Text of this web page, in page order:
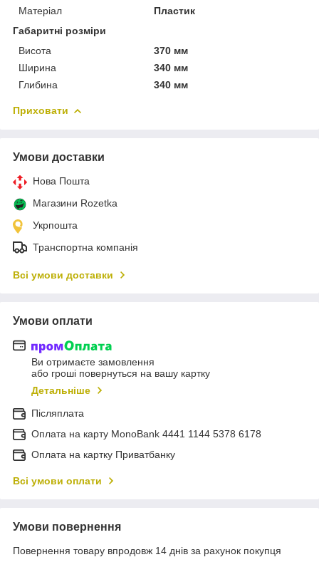
Матеріал
Пластик
Габаритні розміри
Висота
370 мм
Ширина
340 мм
Глибина
340 мм
Приховати
Умови доставки
Нова Пошта
Магазини Rozetka
Укрпошта
Транспортна компанія
Всі умови доставки
Умови оплати
Ви отримаєте замовлення
або гроші повернуться на вашу картку
Детальніше
Післяплата
Оплата на карту MonoBank 4441 1144 5378 6178
Оплата на картку Приватбанку
Всі умови оплати
Умови повернення
Повернення товару впродовж 14 днів за рахунок покупця